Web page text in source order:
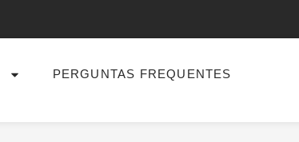
PERGUNTAS FREQUENTES